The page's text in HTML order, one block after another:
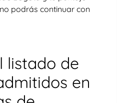
podrás continuar con
listado de
en